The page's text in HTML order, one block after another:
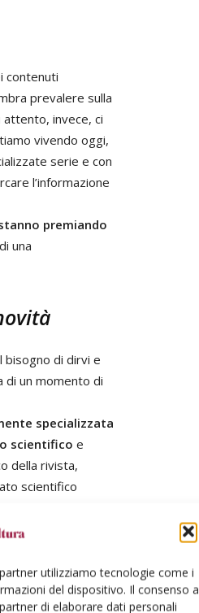
utilizziamo tecnologie come i
del dispositivo. Il consenso a
di elaborare dati personali
contenuti
prevalere sulla
invece, ci
vivendo oggi,
serie e con
l’informazione
premiando
una
bisogno di dirvi e
di un momento di
specializzata
scientifico e
della rivista,
scientifico
di carattere
aziende